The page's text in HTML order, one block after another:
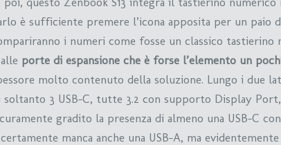
è sufficiente premere l’icona apposita per un paio
i numeri come fosse un classico tastierino
porte di espansione che è forse l’elemento un
molto contenuto della soluzione. Lungo i due
3 USB-C, tutte 3.2 con supporto Display
gradito la presenza di almeno una USB-C con
manca anche una USB-A, ma